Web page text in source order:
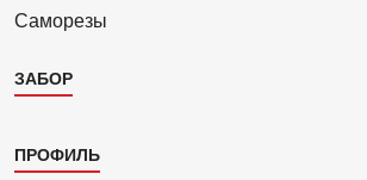
Саморезы
ЗАБОР
Каталог
ПРОФИЛЬ